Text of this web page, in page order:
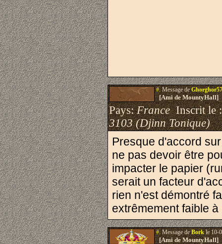
#.Message de
[Ami de MountyHall]
Pays:FranceInscrit le
3103 (Djinn Tonique)
Presque d'accord
ne pas devoir être
impacter le papier
serait un facteur
rien n'est démontré
extrêmement faible
#.Message deBorkle 10-
[Ami de MountyHall]